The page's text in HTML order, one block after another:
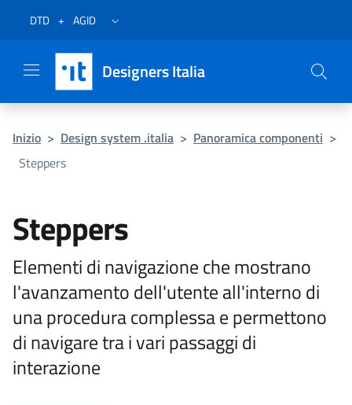
Vai al menu
Vai al contenuto
Questa pagina è stata utile?
Vai al piede
Dichiarazione di accessibilità (link esterno su sito AgID)
DTD + AGID Apri/chiudi menu secondario
Designers Italia
Inizio > Design system .italia > Panoramica componenti >
Steppers
Steppers
Elementi di navigazione che mostrano
l'avanzamento dell'utente all'interno di
una procedura complessa e permettono
di navigare tra i vari passaggi di
interazione